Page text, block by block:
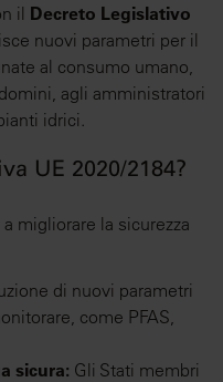
il Decreto Legislativo
nuovi parametri per il
al consumo umano,
agli amministratori
idrici.
UE 2020/2184?
migliorare la sicurezza
di nuovi parametri
come PFAS,
sicura: Gli Stati membri